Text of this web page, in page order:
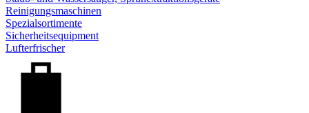
Reinigungsmaschinen
Spezialsortimente
Sicherheitsequipment
Lufterfrischer